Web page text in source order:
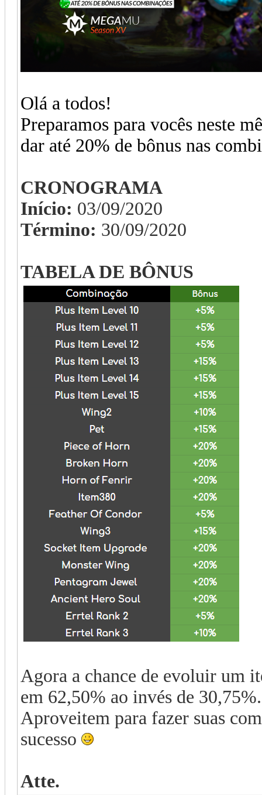
Olá a todos!
Preparamos para vocês neste
dar até 20% de bônus nas
CRONOGRAMA
Início: 03/09/2020
Término: 30/09/2020
TABELA DE BÔNUS
Agora a chance de evoluir um
em 62,50% ao invés de 30,75%.
Aproveitem para fazer suas
sucesso
Atte.